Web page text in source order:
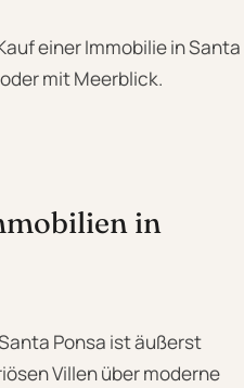
einer Immobilie in Santa
mit Meerblick.
in
Ponsa ist äußerst
Villen über moderne